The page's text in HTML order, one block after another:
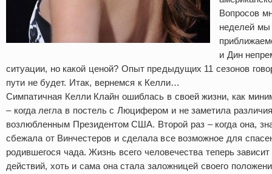
Вопросов
неделей
и Дин
ситуации, но какой ценой? Опыт предыдущих 11 сезонов
пути не будет. Итак, вернемся к Келли…
Симпатичная Келли Клайн ошиблась в своей жизни, как
– когда легла в постель с Люцифером и не заметила
возлюбленным Президентом США. Второй раз – когда она,
сбежала от Винчестеров и сделала все возможное для
родившегося чада. Жизнь всего человечества теперь
действий, хоть и сама она стала заложницей своего